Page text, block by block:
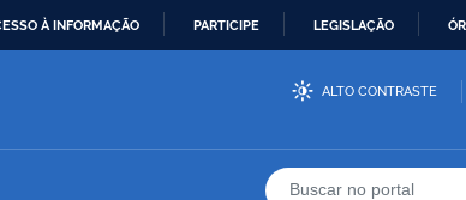
À INFORMAÇÃO PARTICIPE LEGISLAÇÃO
ALTO CONTRASTE